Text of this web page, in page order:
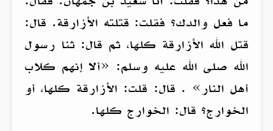
ما فعل والدك؟ فقلت: قتلته الأزارقة. قال:
قتل الله الأزارقة كلها، ثم قال: ثنا رسول
الله صلى الله عليه وسلم: «ألا إنهم كلاب
أهل النار» . قال: قلت: الأزارقة كلها، أو
الخوارج؟ قال: الخوارج كلها.